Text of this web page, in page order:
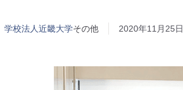
学校法人近畿大学その他 2020年11月25